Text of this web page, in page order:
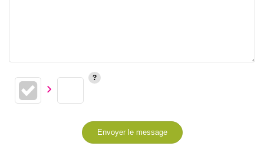
Envoyer le message